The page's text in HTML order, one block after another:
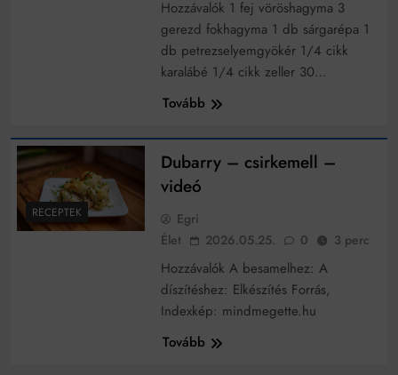
működik, ha jól van felújítva
Ingatlanpiaci szakértők szerint akár 5 százalékkal is
nőhetnek a bérleti díjak a ponthatárhirdetés után az
Munkácsy nem Krisztust szépítette meg: minket
Ahol köszönnek, ott még van város
Amikor a Tetris boldogabbá tesz, mint a szerelem
Létezik tökéletes élet: Truman is elhitte
Karinthy Frigyes: a zseni, aki belenézett a saját
koponyájába
Az öregség nem csak ránc?
Hozzávalók 1 fej vöröshagyma 3
gerezd fokhagyma 1 db sárgarépa 1
db petrezselyemgyökér 1/4 cikk
karalábé 1/4 cikk zeller 30…
Tovább
RECEPTEK
Dubarry – csirkemell –
videó
Egri
Élet
2026.05.25. 0 3 perc
Hozzávalók A besamelhez: A
díszítéshez: Elkészítés Forrás,
Indexkép: mindmegette.hu
Tovább